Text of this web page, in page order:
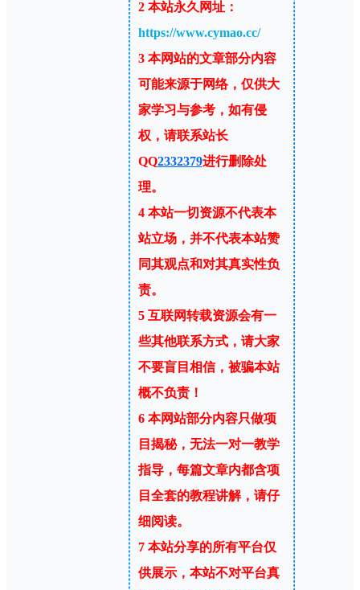
2本站永久网址：
https://www.cymao.cc/
3本网站的文章部分内容
可能来源于网络，仅供大
家学习与参考，如有侵
权，请联系站长
QQ2332379进行删除处
理。
4本站一切资源不代表本
站立场，并不代表本站赞
同其观点和对其真实性负
责。
5互联网转载资源会有一
些其他联系方式，请大家
不要盲目相信，被骗本站
概不负责！
6本网站部分内容只做项
目揭秘，无法一对一教学
指导，每篇文章内都含项
目全套的教程讲解，请仔
细阅读。
7本站分享的所有平台仅
供展示，本站不对平台真